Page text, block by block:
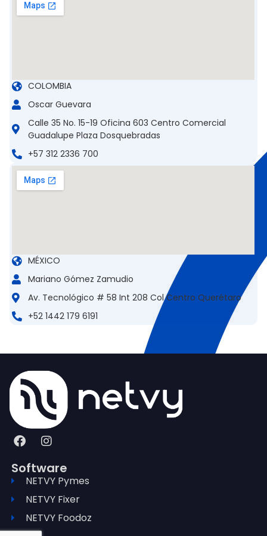
COLOMBIA
Oscar Guevara
Calle 35 No. 15-19 Oficina 603 Centro Comercial
Guadalupe Plaza Dosquebradas
+57 312 2336 700
MÉXICO
Mariano Gómez Zamudio
Av. Tecnológico # 58 Int 208 Col Centro Querétaro
+52 1442 179 6191
Software
NETVY Pymes
NETVY Fixer
NETVY Foodoz